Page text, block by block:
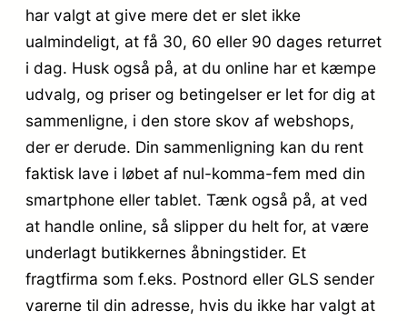
har valgt at give mere det er slet ikke
ualmindeligt, at få 30, 60 eller 90 dages returret
i dag. Husk også på, at du online har et kæmpe
udvalg, og priser og betingelser er let for dig at
sammenligne, i den store skov af webshops,
der er derude. Din sammenligning kan du rent
faktisk lave i løbet af nul-komma-fem med din
smartphone eller tablet. Tænk også på, at ved
at handle online, så slipper du helt for, at være
underlagt butikkernes åbningstider. Et
fragtfirma som f.eks. Postnord eller GLS sender
varerne til din adresse, hvis du ikke har valgt at